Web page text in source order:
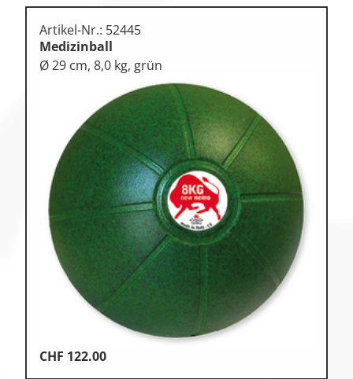
Artikel-Nr.: 52445
Medizinball
Ø 29 cm, 8,0 kg, grün
CHF 122.00